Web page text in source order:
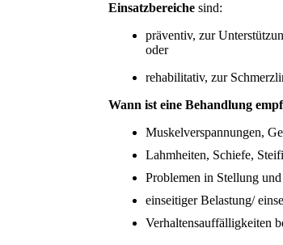
Einsatzbereiche sind:
präventiv, zur
oder
rehabilitativ, zur
Wann ist eine Behandlung
Muskelverspannungen,
Lahmheiten, Schiefe,
Problemen in Stellung
einseitiger Belastung/
Verhaltensauffälligkeiten